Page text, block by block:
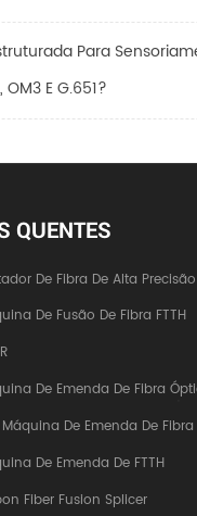
Para
E G.651?
QUENTES
De Fibra De Alta Precisão
De Fusão De Fibra FTTH
De Emenda De Fibra
De Emenda De Fibra
De Emenda De FTTH
Fiber Fusion Splicer